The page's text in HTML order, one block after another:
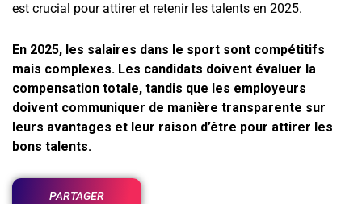
est crucial pour attirer et retenir les talents en 2025.
En 2025, les salaires dans le sport sont compétitifs
mais complexes. Les candidats doivent évaluer la
compensation totale, tandis que les employeurs
doivent communiquer de manière transparente sur
leurs avantages et leur raison d’être pour attirer les
bons talents.
PARTAGER